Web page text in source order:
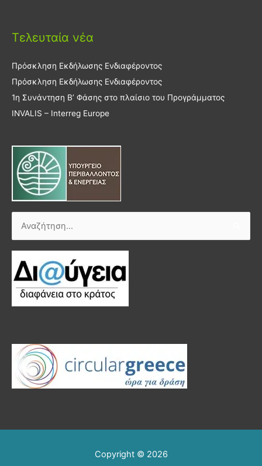
Τελευταία νέα
Πρόσκληση Εκδήλωσης Ενδιαφέροντος
Πρόσκληση Εκδήλωσης Ενδιαφέροντος
1η Συνάντηση Β’ Φάσης στο πλαίσιο του Προγράμματος
INVALIS – Interreg Europe
Αναζήτηση
Copyright © 2026